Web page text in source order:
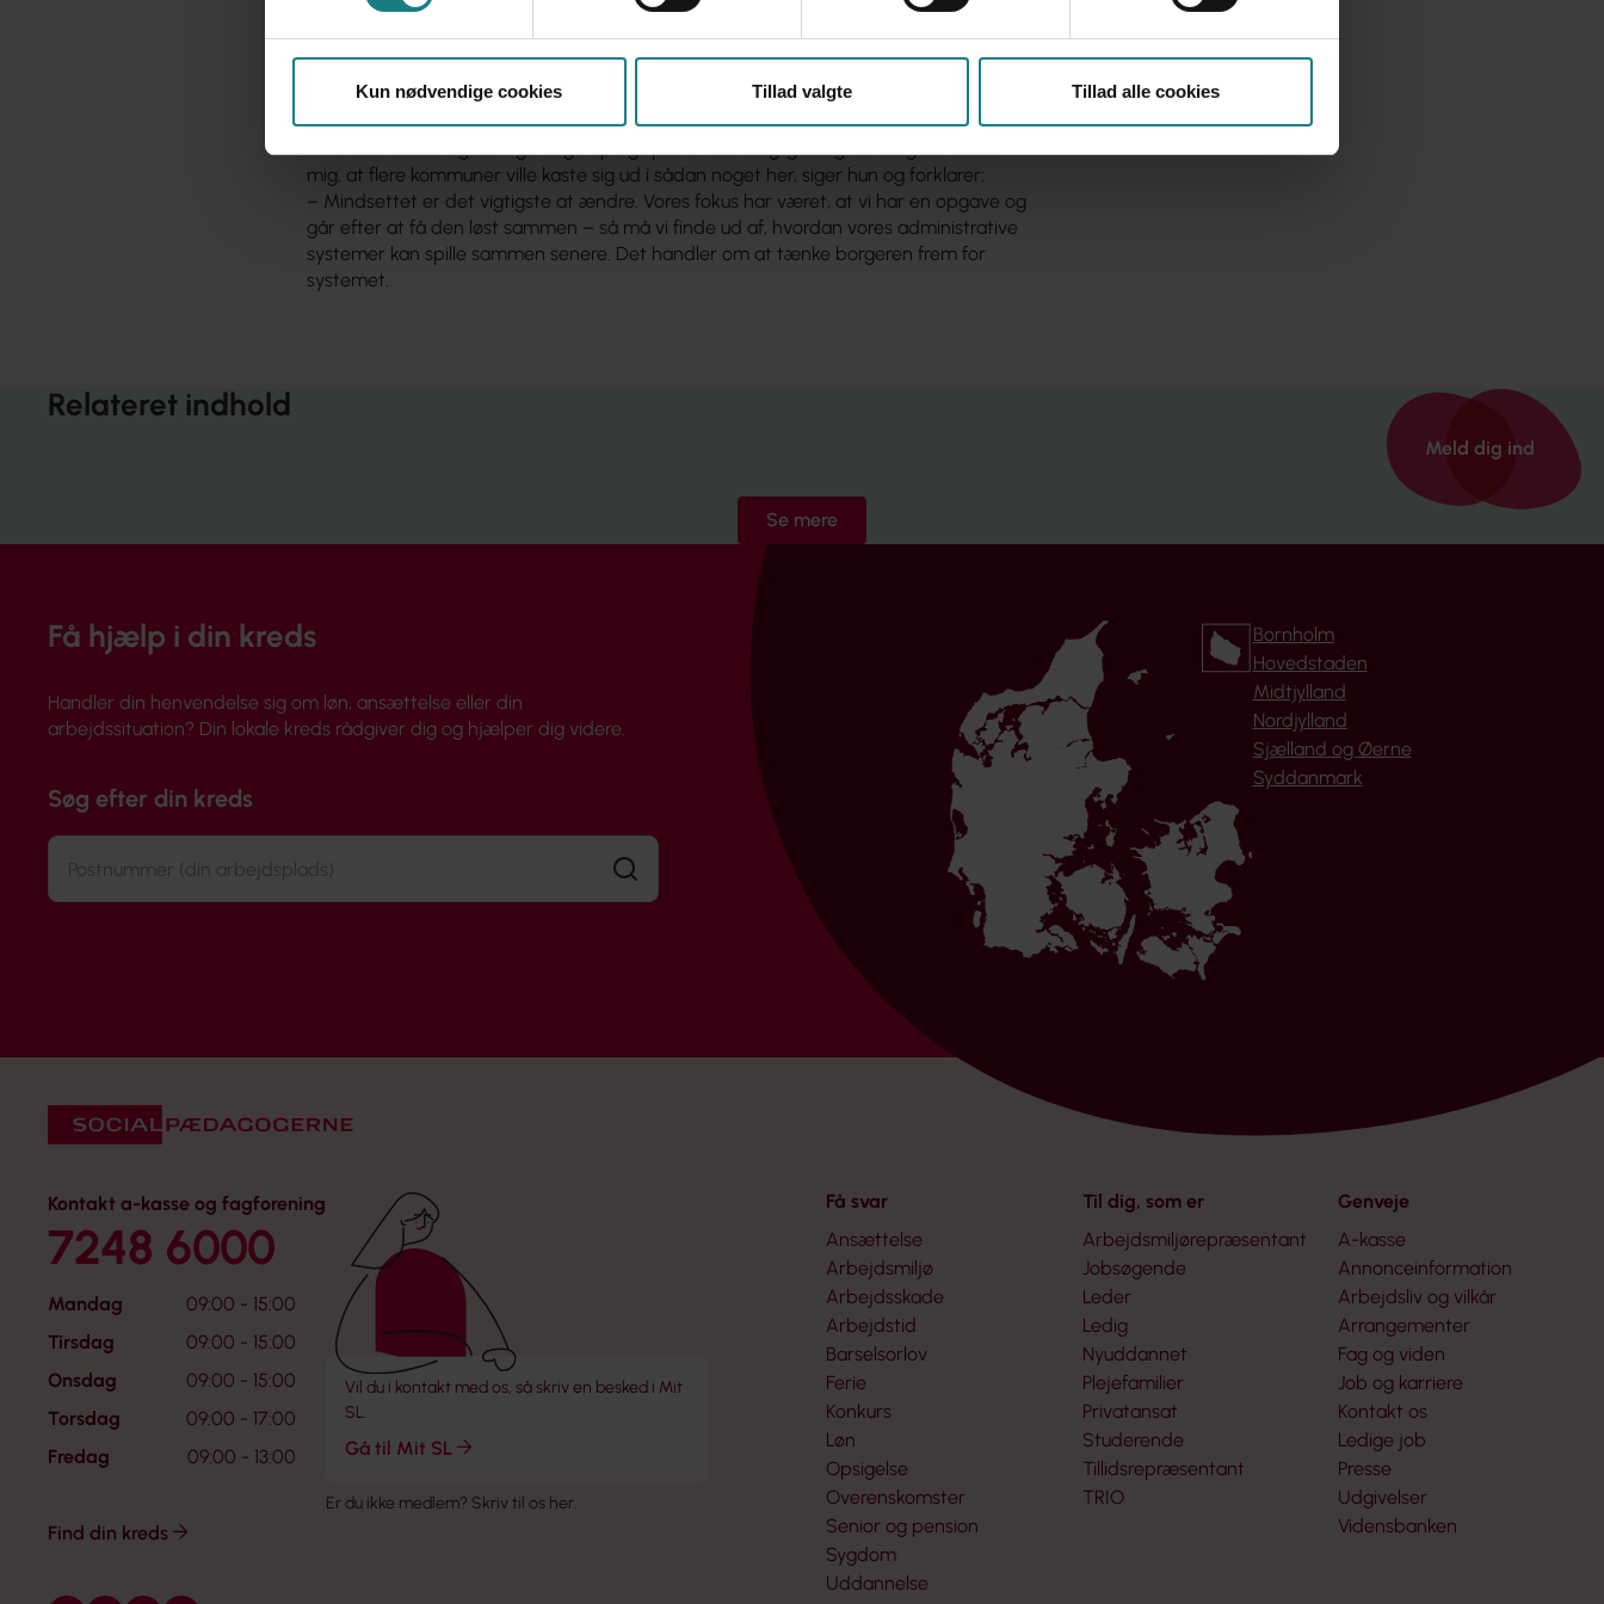
Kun nødvendige cookies Tillad valgte Tillad alle cookies
inddraget.
Kommunen udbyder desuden kurser til plejefamilierne med socialpædagoger som
fagprofessionel hjælp døgnet rundt.
– Det bedste ved det samlede projekt er, at nu kender alle rundt om barnet
hinanden bedre og kan lige ringe op og sparre i det daglige. Jeg kunne godt ønske
mig, at flere kommuner ville kaste sig ud i sådan noget her, siger hun og forklarer:
– Mindsettet er det vigtigste at ændre. Vores fokus har været, at vi har en opgave og
går efter at få den løst sammen – så må vi finde ud af, hvordan vores administrative
systemer kan spille sammen senere. Det handler om at tænke borgeren frem for
systemet.
familieplejen
Relateret indhold
Se mere
Meld dig ind
Få hjælp i din kreds
Handler din henvendelse sig om løn, ansættelse eller din
arbejdssituation? Din lokale kreds rådgiver dig og hjælper dig videre.
Søg efter din kreds
Søg
Bornholm
Hovedstaden
Midtjylland
Nordjylland
Sjælland og Øerne
Syddanmark
Kontakt a-kasse og fagforening
7248 6000
Mandag
09:00 - 15:00
Tirsdag
09:00 - 15:00
Onsdag
09:00 - 15:00
Torsdag
09:00 - 17:00
Fredag
09:00 - 13:00
Find din kreds
Vil du i kontakt med os, så skriv en besked i Mit
SL.
Gå til Mit SL
Er du ikke medlem? Skriv til os her.
Få svar
Ansættelse
Arbejdsmiljø
Arbejdsskade
Arbejdstid
Barselsorlov
Ferie
Konkurs
Løn
Opsigelse
Overenskomster
Senior og pension
Sygdom
Uddannelse
Til dig, som er
Arbejdsmiljørepræsentant
Jobsøgende
Leder
Ledig
Nyuddannet
Plejefamilier
Privatansat
Studerende
Tillidsrepræsentant
TRIO
Genveje
A-kasse
Annonceinformation
Arbejdsliv og vilkår
Arrangementer
Fag og viden
Job og karriere
Kontakt os
Ledige job
Presse
Udgivelser
Vidensbanken